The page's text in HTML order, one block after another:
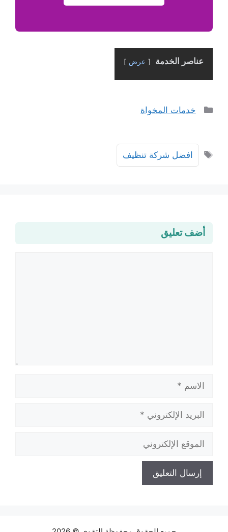
عناصر الخدمة عرض
التصنيفات
خدمات المخواة
الوسوم
افضل شركة تنظيف
أضف تعليق
الإلكتروني
الإلكتروني